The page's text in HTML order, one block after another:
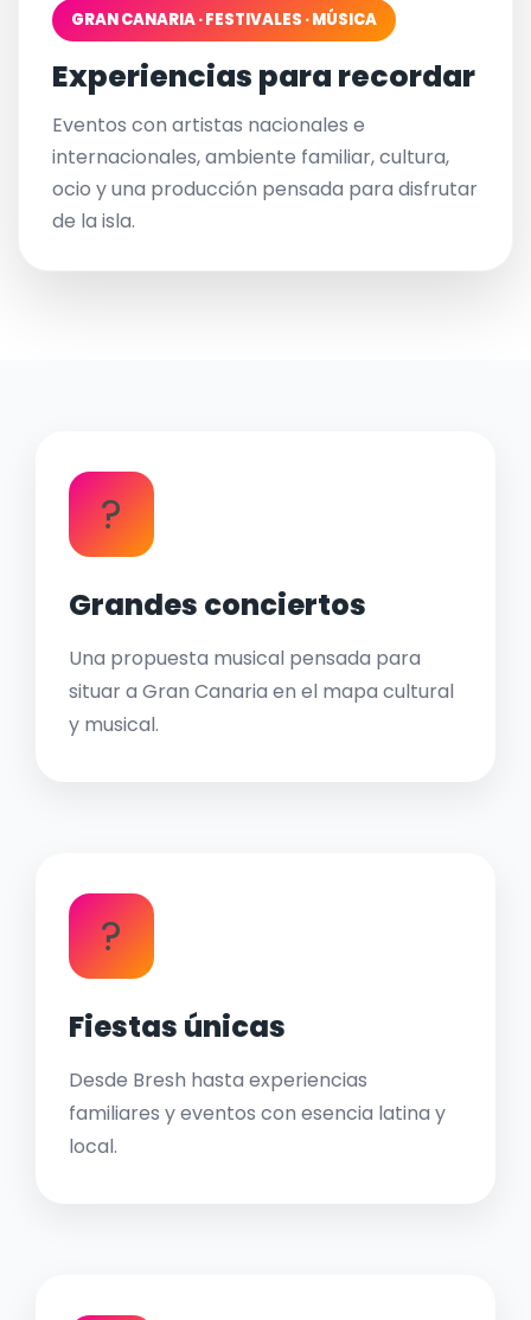
GRAN CANARIA · FESTIVALES · MÚSICA
Experiencias para recordar
Eventos con artistas nacionales e
internacionales, ambiente familiar, cultura,
ocio y una producción pensada para disfrutar
de la isla.
?
Grandes conciertos
Una propuesta musical pensada para
situar a Gran Canaria en el mapa cultural
y musical.
?
Fiestas únicas
Desde Bresh hasta experiencias
familiares y eventos con esencia latina y
local.